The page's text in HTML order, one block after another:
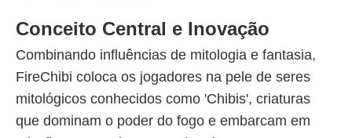
Conceito Central e Inovação
Combinando influências de mitologia e fantasia,
FireChibi coloca os jogadores na pele de seres
mitológicos conhecidos como 'Chibis', criaturas
que dominam o poder do fogo e embarcam em